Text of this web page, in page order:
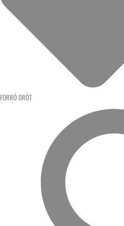
FORRÓ DRÓT